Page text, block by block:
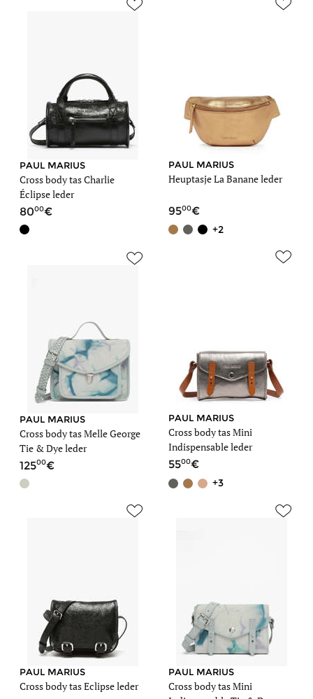
PAUL MARIUS
Cross body tas Charlie
Éclipse leder
8000
PAUL MARIUS
Heuptasje La Banane leder
9500
+2
PAUL MARIUS
Cross body tas Melle George
Tie & Dye leder
12500
PAUL MARIUS
Cross body tas Mini
Indispensable leder
5500
+3
PAUL MARIUS
Cross body tas Eclipse leder
PAUL MARIUS
Cross body tas Mini